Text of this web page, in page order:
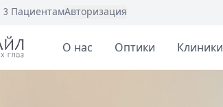
3 ПациентамАвторизация
О нас Оптики Клиники